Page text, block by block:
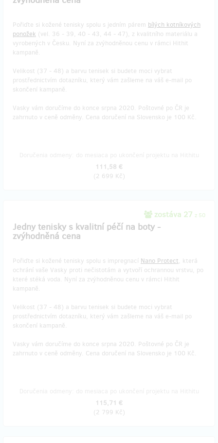
Pořiďte si kožené tenisky spolu s jedním párem bílých kotníkových
ponožek (vel. 36 - 39, 40 - 43, 44 - 47), z kvalitního materiálu a
vyrobených v Česku. Nyní za zvýhodněnou cenu v rámci Hithit
kampaně.
Velikost (37 - 48) a barvu tenisek si budete moci vybrat
prostřednictvím dotazníku, který vám zašleme na váš e-mail po
skončení kampaně.
Vasky vám doručíme do konce srpna 2020. Poštovné po ČR je
zahrnuto v ceně odměny. Cena doručení na Slovensko je 100 Kč.
111,58 €
(2 699 Kč)
zostáva 27 z 50
Jedny tenisky s kvalitní péčí na boty -
zvýhodněná cena
Pořiďte si kožené tenisky spolu s impregnací Nano Protect, která
ochrání vaše Vasky proti nečistotám a vytvoří ochrannou vrstvu, po
které stéká voda. Nyní za zvýhodněnou cenu v rámci Hithit
kampaně.
Velikost (37 - 48) a barvu tenisek si budete moci vybrat
prostřednictvím dotazníku, který vám zašleme na váš e-mail po
skončení kampaně.
Vasky vám doručíme do konce srpna 2020. Poštovné po ČR je
zahrnuto v ceně odměny. Cena doručení na Slovensko je 100 Kč.
115,71 €
(2 799 Kč)